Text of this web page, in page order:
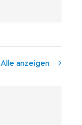
Alle anzeigen